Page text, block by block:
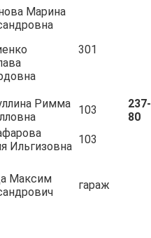
Марина
301
Римма
103
80
Ильгизовна
103
Максим
гараж